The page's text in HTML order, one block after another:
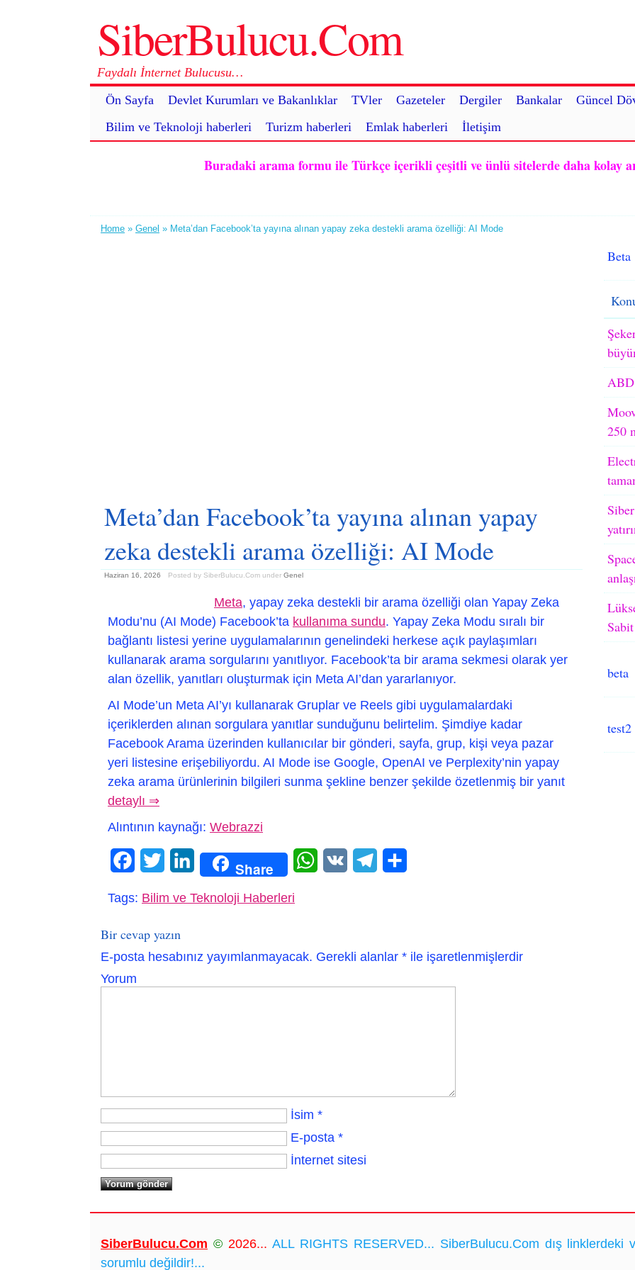
SiberBulucu.Com
Faydalı İnternet Bulucusu…
Ön Sayfa
Devlet Kurumları ve Bakanlıklar TVler Gazeteler Dergiler Bankalar Güncel
Bilim ve Teknoloji haberleri
Turizm haberleri Emlak haberleri İletişim
Buradaki arama formu ile Türkçe içerikli çeşitli ve ünlü sitelerde daha kolay
Home » Genel » Meta’dan Facebook’ta yayına alınan yapay zeka destekli arama özelliği: AI Mode
Meta’dan Facebook’ta yayına alınan yapay
zeka destekli arama özelliği: AI Mode
Haziran 16, 2026 Posted by SiberBulucu.Com under Genel
Meta, yapay zeka destekli bir arama özelliği olan Yapay Zeka
Modu’nu (AI Mode) Facebook’ta kullanıma sundu. Yapay Zeka Modu sıralı bir
bağlantı listesi yerine uygulamalarının genelindeki herkese açık paylaşımları
kullanarak arama sorgularını yanıtlıyor. Facebook’ta bir arama sekmesi olarak yer
alan özellik, yanıtları oluşturmak için Meta AI’dan yararlanıyor.
AI Mode’un Meta AI’yı kullanarak Gruplar ve Reels gibi uygulamalardaki
içeriklerden alınan sorgulara yanıtlar sunduğunu belirtelim. Şimdiye kadar
Facebook Arama üzerinden kullanıcılar bir gönderi, sayfa, grup, kişi veya pazar
yeri listesine erişebiliyordu. AI Mode ise Google, OpenAI ve Perplexity’nin yapay
zeka arama ürünlerinin bilgileri sunma şekline benzer şekilde özetlenmiş bir yanıt
detaylı ⇒
Alıntının kaynağı: Webrazzi
Facebook
Twitter LinkedIn Share WhatsApp
VK Telegram
Tags: Bilim ve Teknoloji Haberleri
Bir cevap yazın
E-posta hesabınız yayımlanmayacak. Gerekli alanlar * ile işaretlenmişlerdir
Yorum
İsim *
E-posta *
İnternet sitesi
Beta
250
beta
test2
SiberBulucu.Com © 2026... ALL RIGHTS RESERVED... SiberBulucu.Com dış linklerdeki
sorumlu değildir!...